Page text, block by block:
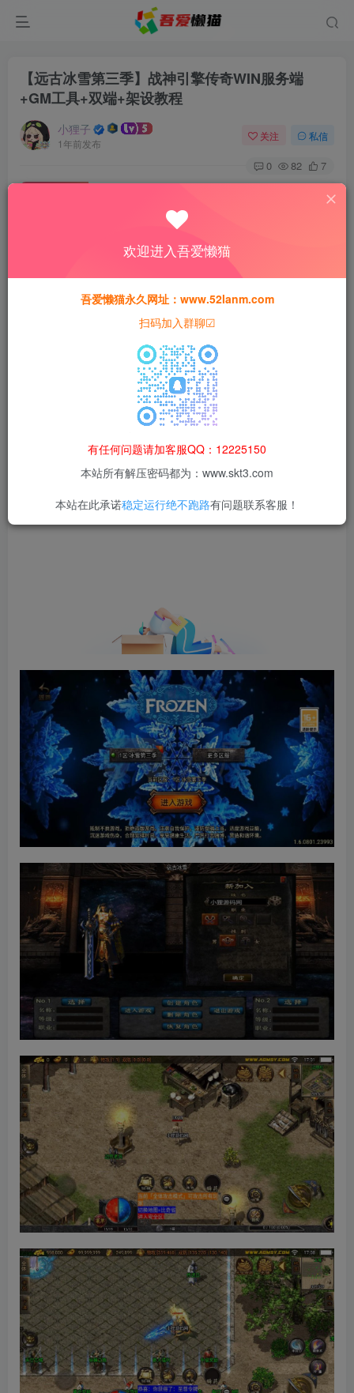
【远古冰雪第三季】战神引擎传奇WIN服务端
+GM工具+双端+架设教程
小狸子
1年前发布
关注 私信
0 82 7
此内容为免费资源，请登录后查看
登录查看
载后24h内删除，谢谢合作！
本站资源仅用于学习交流，禁止商业运营与违法、侵权
等非法行为；资源下载后请于 24 小时内删除，违规后
果由使用者自行承担。
欢迎进入吾爱懒猫
吾爱懒猫永久网址：www.52lanm.com
扫码加入群聊☑
有任何问题请加客服QQ：12225150
本站所有解压密码都为：www.skt3.com
本站在此承诺稳定运行绝不跑路有问题联系客服！